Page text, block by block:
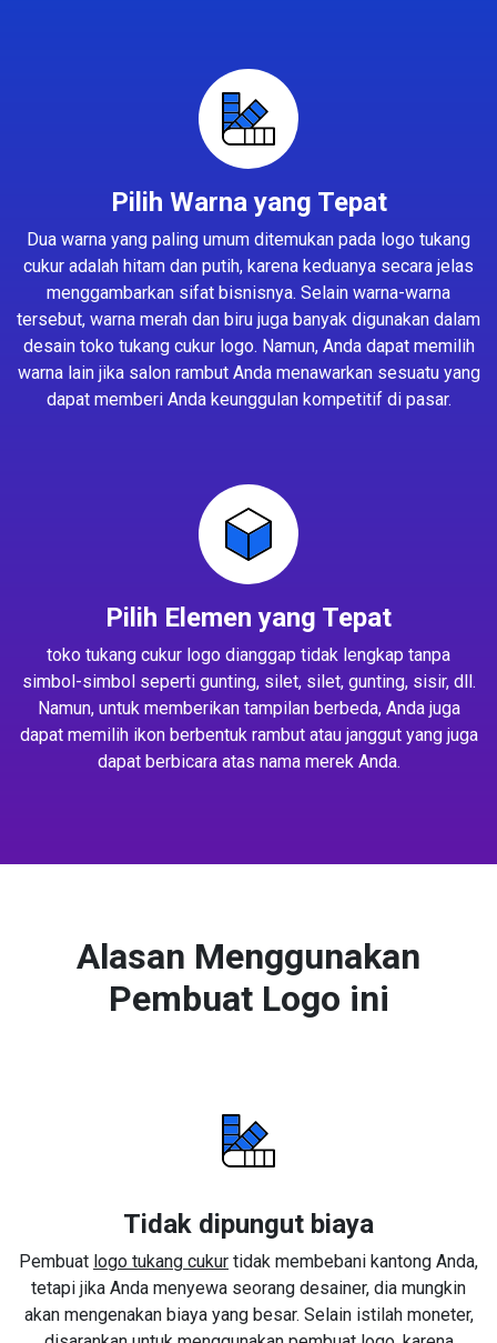
Pilih Warna yang Tepat
Dua warna yang paling umum ditemukan pada logo tukang
cukur adalah hitam dan putih, karena keduanya secara jelas
menggambarkan sifat bisnisnya. Selain warna-warna
tersebut, warna merah dan biru juga banyak digunakan dalam
desain toko tukang cukur logo. Namun, Anda dapat memilih
warna lain jika salon rambut Anda menawarkan sesuatu yang
dapat memberi Anda keunggulan kompetitif di pasar.
Pilih Elemen yang Tepat
toko tukang cukur logo dianggap tidak lengkap tanpa
simbol-simbol seperti gunting, silet, silet, gunting, sisir, dll.
Namun, untuk memberikan tampilan berbeda, Anda juga
dapat memilih ikon berbentuk rambut atau janggut yang juga
dapat berbicara atas nama merek Anda.
Alasan Menggunakan
Pembuat Logo ini
Tidak dipungut biaya
Pembuat logo tukang cukur tidak membebani kantong Anda,
tetapi jika Anda menyewa seorang desainer, dia mungkin
akan mengenakan biaya yang besar. Selain istilah moneter,